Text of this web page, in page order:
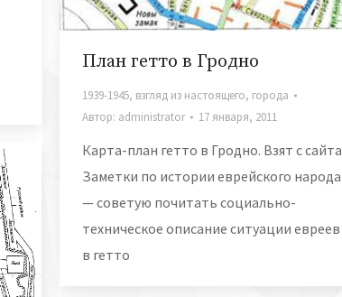
План гетто в Гродно
1939-1945, взгляд из настоящего, города
Автор: administrator 17 января, 2011
Карта-план гетто в Гродно. Взят с сайта
Заметки по истории еврейского народа
— советую почитать социально-
техническое описание ситуации евреев
в гетто